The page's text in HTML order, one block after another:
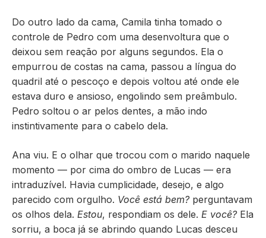
Do outro lado da cama, Camila tinha tomado o
controle de Pedro com uma desenvoltura que o
deixou sem reação por alguns segundos. Ela o
empurrou de costas na cama, passou a língua do
quadril até o pescoço e depois voltou até onde ele
estava duro e ansioso, engolindo sem preâmbulo.
Pedro soltou o ar pelos dentes, a mão indo
instintivamente para o cabelo dela.
Ana viu. E o olhar que trocou com o marido naquele
momento — por cima do ombro de Lucas — era
intraduzível. Havia cumplicidade, desejo, e algo
parecido com orgulho. Você está bem?perguntavam
os olhos dela. Estou, respondiam os dele. E você?Ela
sorriu, a boca já se abrindo quando Lucas desceu